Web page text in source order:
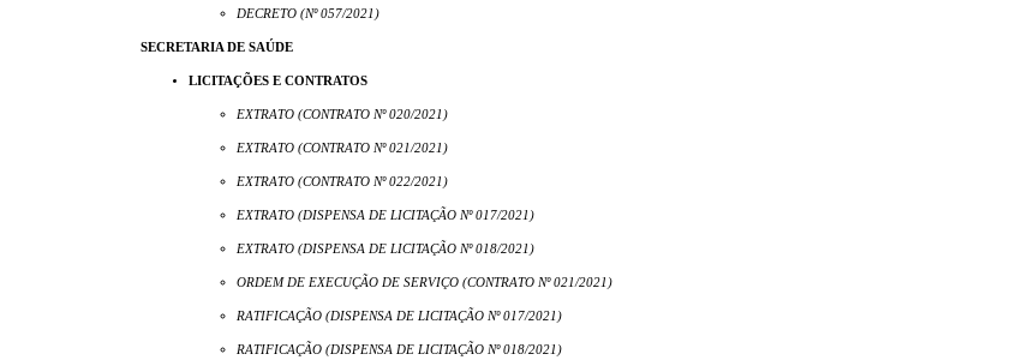
DECRETO (Nº 057/2021)
SECRETARIA DE SAÚDE
LICITAÇÕES E CONTRATOS
EXTRATO (CONTRATO Nº 020/2021)
EXTRATO (CONTRATO Nº 021/2021)
EXTRATO (CONTRATO Nº 022/2021)
EXTRATO (DISPENSA DE LICITAÇÃO Nº 017/2021)
EXTRATO (DISPENSA DE LICITAÇÃO Nº 018/2021)
ORDEM DE EXECUÇÃO DE SERVIÇO (CONTRATO Nº 021/2021)
RATIFICAÇÃO (DISPENSA DE LICITAÇÃO Nº 017/2021)
RATIFICAÇÃO (DISPENSA DE LICITAÇÃO Nº 018/2021)